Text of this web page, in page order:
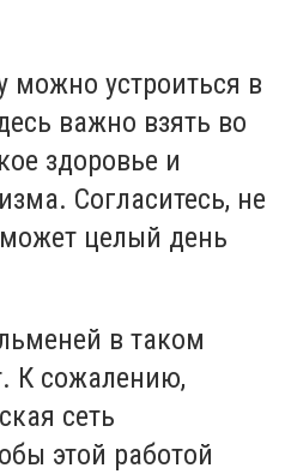
можно устроиться в
важно взять во
здоровье и
Согласитесь, не
целый день
в таком
К сожалению,
сеть
этой работой